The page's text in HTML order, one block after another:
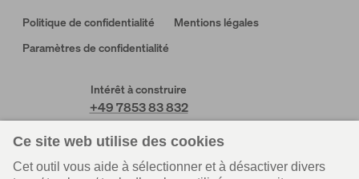
Intérêt à construire
+49 7853 83 832
Nos horaires de service
Politique de confidentialité
Mentions légales
Paramètres de confidentialité